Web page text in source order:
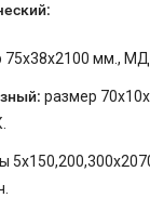
75х38х2100 мм.,
размер